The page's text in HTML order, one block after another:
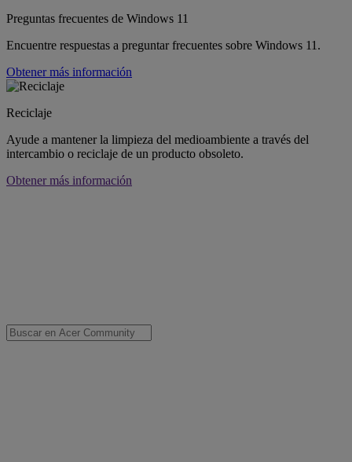
Preguntas frecuentes de Windows 11
Encuentre respuestas a preguntar frecuentes sobre Windows 11.
Obtener más información
Reciclaje
Ayude a mantener la limpieza del medioambiente a través del
intercambio o reciclaje de un producto obsoleto.
Obtener más información